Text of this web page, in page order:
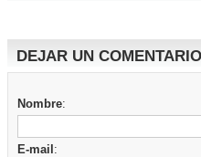
DEJAR UN COMENTARIO
Nombre:
E-mail :